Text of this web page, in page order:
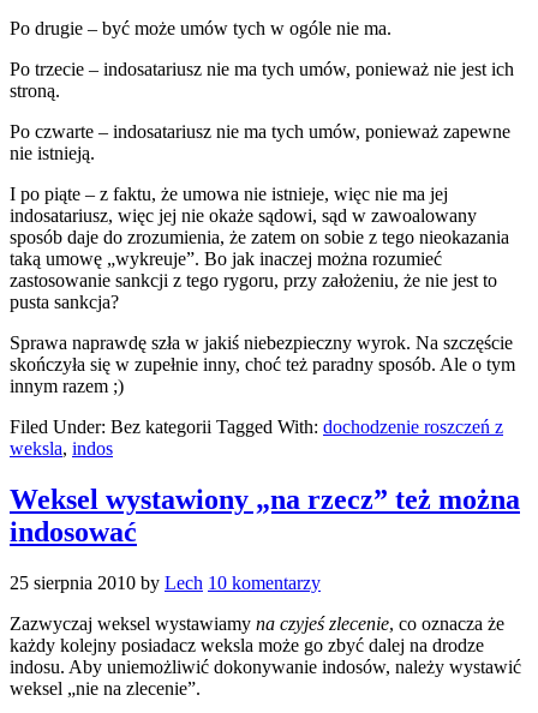
Po drugie – być może umów tych w ogóle nie ma.
Po trzecie – indosatariusz nie ma tych umów, ponieważ nie jest ich
stroną.
Po czwarte – indosatariusz nie ma tych umów, ponieważ zapewne
nie istnieją.
I po piąte – z faktu, że umowa nie istnieje, więc nie ma jej
indosatariusz, więc jej nie okaże sądowi, sąd w zawoalowany
sposób daje do zrozumienia, że zatem on sobie z tego nieokazania
taką umowę „wykreuje”. Bo jak inaczej można rozumieć
zastosowanie sankcji z tego rygoru, przy założeniu, że nie jest to
pusta sankcja?
Sprawa naprawdę szła w jakiś niebezpieczny wyrok. Na szczęście
skończyła się w zupełnie inny, choć też paradny sposób. Ale o tym
innym razem ;)
Filed Under: Bez kategorii Tagged With: dochodzenie roszczeń z
weksla, indos
Weksel wystawiony „na rzecz” też można
indosować
25 sierpnia 2010 by Lech 10 komentarzy
Zazwyczaj weksel wystawiamy na czyjeś zlecenie, co oznacza że
każdy kolejny posiadacz weksla może go zbyć dalej na drodze
indosu. Aby uniemożliwić dokonywanie indosów, należy wystawić
weksel „nie na zlecenie”.